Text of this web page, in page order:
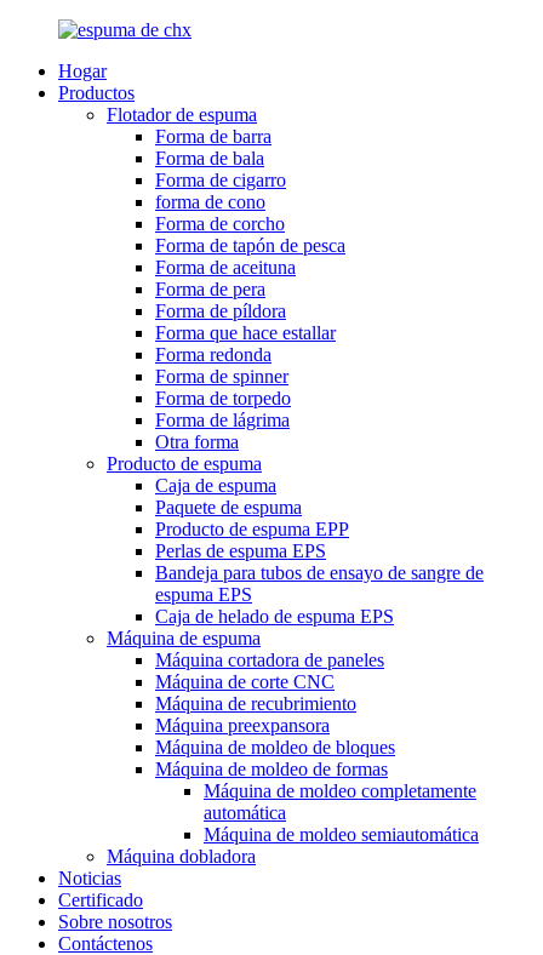
Hogar
Productos
Flotador de espuma
Forma de barra
Forma de bala
Forma de cigarro
forma de cono
Forma de corcho
Forma de tapón de pesca
Forma de aceituna
Forma de pera
Forma de píldora
Forma que hace estallar
Forma redonda
Forma de spinner
Forma de torpedo
Forma de lágrima
Otra forma
Producto de espuma
Caja de espuma
Paquete de espuma
Producto de espuma EPP
Perlas de espuma EPS
Bandeja para tubos de ensayo de sangre de
espuma EPS
Caja de helado de espuma EPS
Máquina de espuma
Máquina cortadora de paneles
Máquina de corte CNC
Máquina de recubrimiento
Máquina preexpansora
Máquina de moldeo de bloques
Máquina de moldeo de formas
Máquina de moldeo completamente
automática
Máquina de moldeo semiautomática
Máquina dobladora
Noticias
Certificado
Sobre nosotros
Contáctenos